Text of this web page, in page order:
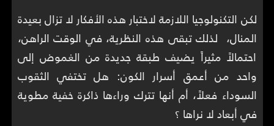
لكن التكنولوجيا اللازمة لاختبار هذه الأفكار لا تزال بعيدة
المنال، لذلك تبقى هذه النظرية، في الوقت الراهن،
احتمالاً مثيراً يضيف طبقة جديدة من الغموض إلى
واحد من أعمق أسرار الكون: هل تختفي الثقوب
السوداء فعلاً، أم أنها تترك وراءها ذاكرة خفية مطوية
في أبعاد لا نراها ؟